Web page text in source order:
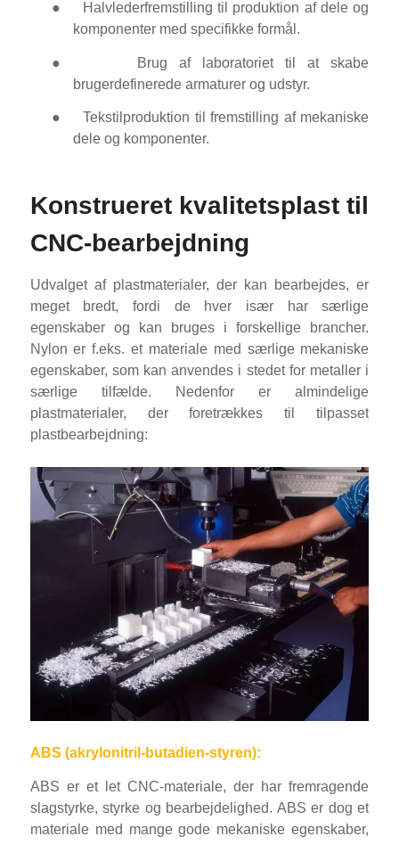
●
Halvlederfremstilling til produktion af dele og
komponenter med specifikke formål.
●
Brug af laboratoriet til at skabe
brugerdefinerede armaturer og udstyr.
●
Tekstilproduktion til fremstilling af mekaniske
dele og komponenter.
Konstrueret kvalitetsplast til
CNC-bearbejdning
Udvalget af plastmaterialer, der kan bearbejdes, er
meget bredt, fordi de hver især har særlige
egenskaber og kan bruges i forskellige brancher.
Nylon er f.eks. et materiale med særlige mekaniske
egenskaber, som kan anvendes i stedet for metaller i
særlige tilfælde. Nedenfor er almindelige
plastmaterialer, der foretrækkes til tilpasset
plastbearbejdning:
ABS (akrylonitril-butadien-styren):
ABS er et let CNC-materiale, der har fremragende
slagstyrke, styrke og bearbejdelighed. ABS er dog et
materiale med mange gode mekaniske egenskaber,